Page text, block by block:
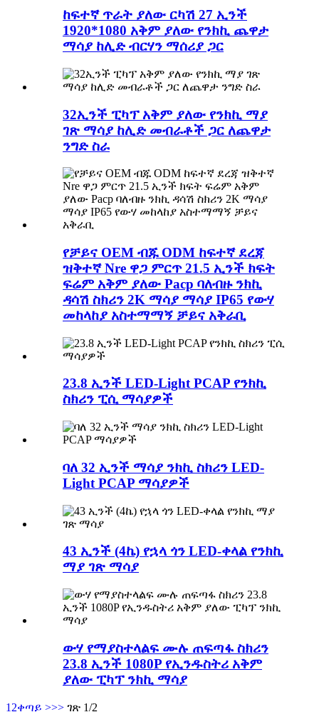
ከፍተኛ ጥራት ያለው ርካሽ 27 ኢንች
1920*1080 አቅም ያለው የንክኪ ጨዋታ
ማሳያ ከሊድ ብርሃን ማሰሪያ ጋር
32ኢንች ፒካፕ አቅም ያለው የንክኪ ማያ
ገጽ ማሳያ ከሊድ መብራቶች ጋር ለጨዋታ
ንግድ ስራ
የቻይና OEM ብጁ ODM ከፍተኛ ደረጃ
ዝቅተኛ Nre ዋጋ ምርጥ 21.5 ኢንች ክፍት
ፍሬም አቅም ያለው Pacp ባለብዙ ንክኪ
ዳሳሽ ስክሪን 2K ማሳያ ማሳያ IP65 የውሃ
መከላከያ አስተማማኝ ቻይና አቅራቢ
23.8 ኢንች LED-Light PCAP የንክኪ
ስክሪን ፒሲ ማሳያዎች
ባለ 32 ኢንች ማሳያ ንክኪ ስክሪን LED-
Light PCAP ማሳያዎች
43 ኢንች (4ኬ) የኋላ ጎን LED-ቀላል የንክኪ
ማያ ገጽ ማሳያ
ውሃ የማያስተላልፍ ሙሉ ጠፍጣፋ ስክሪን
23.8 ኢንች 1080P የኢንዱስትሪ አቅም
ያለው ፒካፕ ንክኪ ማሳያ
1 2ቀጣይ >>> ገጽ 1/2